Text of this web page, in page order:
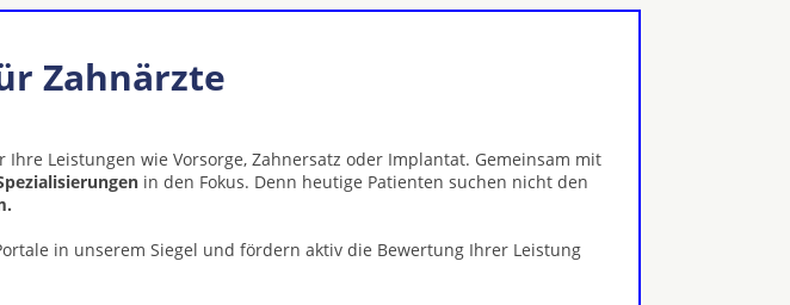
Zahnärzte
Leistungen wie Vorsorge, Zahnersatz oder Implantat. Gemeinsam mit
in den Fokus. Denn heutige Patienten suchen nicht den
in unserem Siegel und fördern aktiv die Bewertung Ihrer Leistung